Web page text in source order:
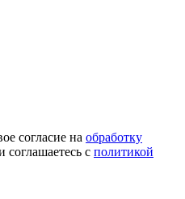
согласие на обработку
соглашаетесь с политикой